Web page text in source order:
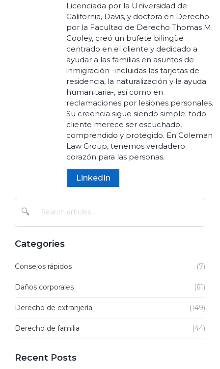
Licenciada por la Universidad de
California, Davis, y doctora en Derecho
por la Facultad de Derecho Thomas M.
Cooley, creó un bufete bilingüe
centrado en el cliente y dedicado a
ayudar a las familias en asuntos de
inmigración -incluidas las tarjetas de
residencia, la naturalización y la ayuda
humanitaria-, así como en
reclamaciones por lesiones personales.
Su creencia sigue siendo simple: todo
cliente merece ser escuchado,
comprendido y protegido. En Coleman
Law Group, tenemos verdadero
corazón para las personas.
LinkedIn
🔍
Categories
Consejos rápidos (7)
Daños corporales (61)
Derecho de extranjería (149)
Derecho de familia (44)
Recent Posts